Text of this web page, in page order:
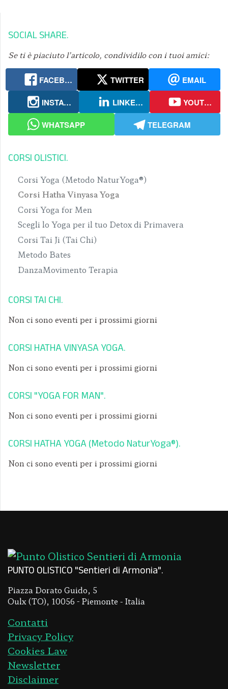
SOCIAL SHARE
Se ti è piaciuto l’articolo, condividilo con i tuoi amici:
FACEBOOK TWITTER
EMAIL
INSTAGRAM
LINKEDIN
YOUTUBE
WHATSAPP
TELEGRAM
CORSI OLISTICI
Corsi Yoga (Metodo NaturYoga®)
Corsi Hatha Vinyasa Yoga
Corsi Yoga for Men
Scegli lo Yoga per il tuo Detox di Primavera
Corsi Tai Ji (Tai Chi)
Metodo Bates
DanzaMovimento Terapia
CORSI TAI CHI
Non ci sono eventi per i prossimi giorni
CORSI HATHA VINYASA YOGA
Non ci sono eventi per i prossimi giorni
CORSI "YOGA FOR MAN"
Non ci sono eventi per i prossimi giorni
CORSI HATHA YOGA (Metodo NaturYoga®)
Non ci sono eventi per i prossimi giorni
PUNTO OLISTICO "Sentieri di Armonia"
Piazza Dorato Guido, 5
Oulx (TO), 10056 - Piemonte - Italia
Contatti
Privacy Policy
Cookies Law
Newsletter
Disclaimer